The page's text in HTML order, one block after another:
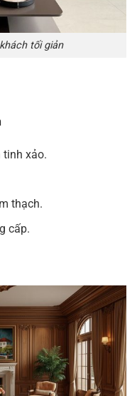
tối giản
tinh xảo.
thạch.
cấp.